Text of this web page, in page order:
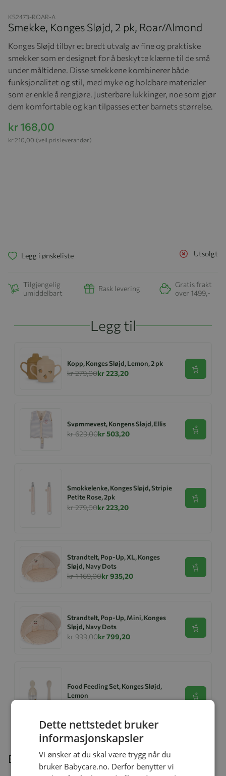
KS2473-ROAR-A
Smekke, Konges Sløjd, 2 pk, Roar/Almond
Konges Sløjd tilbyr et bredt utvalg av fine og praktiske
smekker som er designet for å beskytte klærne til de små
under måltidene. Disse smekkene kombinerer både
funksjonalitet og stil, med myke og holdbare materialer
som er enkle å rengjøre. Justerbare lukkinger, noe som gjør
dem komfortable og kan tilpasses etter barnets størrelse.
kr 168,00
(veil.pris leverandør)
kr 210,00
Utsolgt
Legg i ønskeliste
Tilgjengelig
umiddelbart
Rask levering
Gratis frakt
over 1499,-
Legg til
Kopp, Konges Sløjd, Lemon, 2 pk
kr 279,00kr 223,20 Se
Svømmevest, Kongens Sløjd, Ellis
kr 629,00kr 503,20 Se
Smokkelenke, Konges Sløjd, Stripie
Petite Rose, 2pk
kr 279,00kr 223,20
Se
Strandtelt, Pop-Up, XL, Konges
Sløjd, Navy Dots
kr 1 169,00kr 935,20
Se
Strandtelt, Pop-Up, Mini, Konges
Sløjd, Navy Dots
kr 999,00kr 799,20
Se
Food Feeding Set, Konges Sløjd,
Lemon
Se
Beskrivelse
Dette nettstedet bruker
informasjonskapsler
Vi ønsker at du skal være trygg når du
bruker Babycare.no. Derfor benytter vi